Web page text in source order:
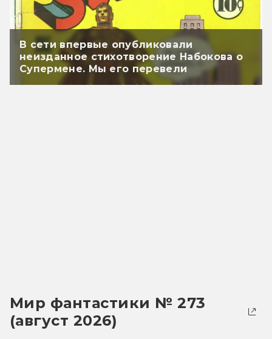
В сети впервые опубликовали
неизданное стихотворение Набокова о
Супермене. Мы его перевели
Мир фантастики № 273
(август 2026)